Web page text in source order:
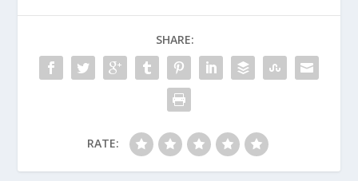
SHARE:
RATE: